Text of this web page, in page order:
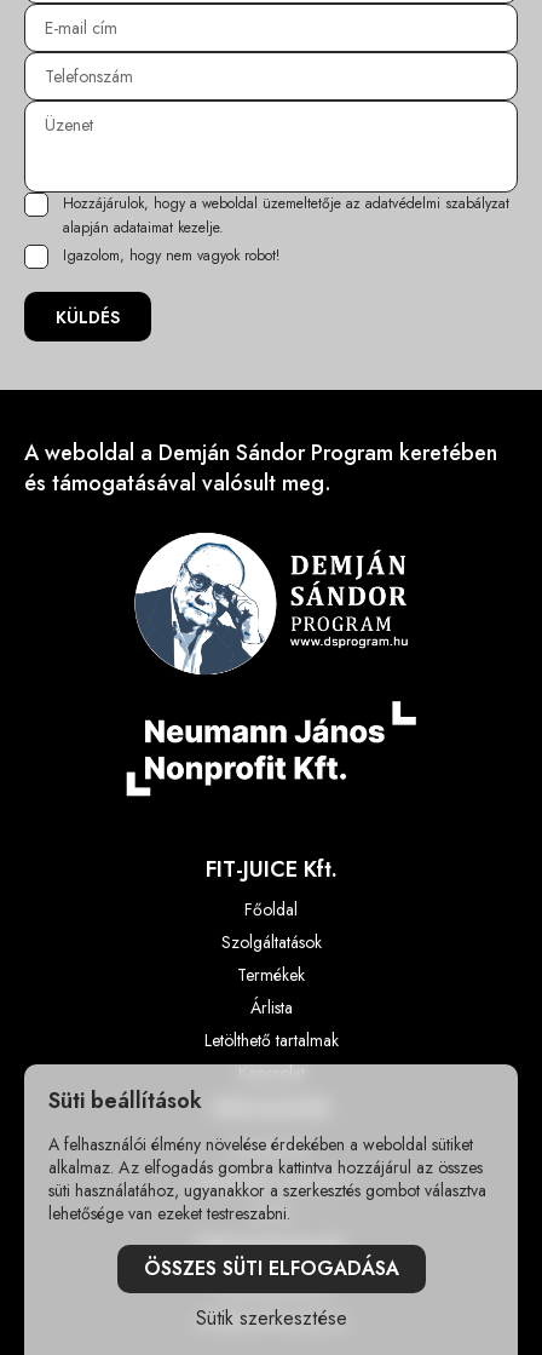
Hozzájárulok, hogy a weboldal üzemeltetője az adatvédelmi szabályzat
alapján adataimat kezelje.
Igazolom, hogy nem vagyok robot!
KÜLDÉS
A weboldal a Demján Sándor Program keretében
és támogatásával valósult meg.
FIT-JUICE Kft.
Főoldal
Szolgáltatások
Termékek
Árlista
Letölthető tartalmak
Kapcsolat
Impresszum
Adatvédelmi szabályzat
GY.I.K
Elérhetőségek
+36302355118
info@sportshungary.hu
Süti beállítások
A felhasználói élmény növelése érdekében a weboldal sütiket
alkalmaz. Az elfogadás gombra kattintva hozzájárul az összes
süti használatához, ugyanakkor a szerkesztés gombot választva
lehetősége van ezeket testreszabni.
ÖSSZES SÜTI ELFOGADÁSA
Sütik szerkesztése